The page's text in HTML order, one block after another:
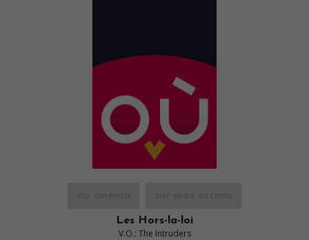
Les Hors-la-loi
V.O.: The Intruders